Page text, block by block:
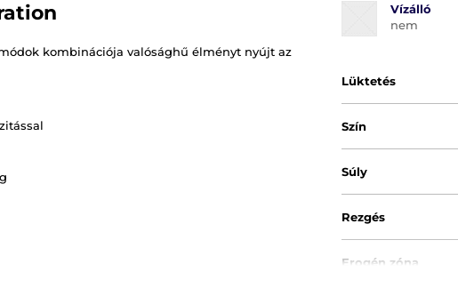
kombinációja valósághű élményt nyújt az
Vízálló
nem
Lüktetés
Szín
Súly
Rezgés
Erogén zóna